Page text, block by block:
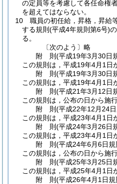
の定員等を考慮して各任命権
を超えてはならない。
10
職員の初任給，昇格，昇給
する規則 (平成4年規則第6号)
る。
〔次のよう〕略
附 則(平成19年3月30日
この規則は，平成19年4月1日
附 則(平成19年3月30日
この規則は，平成19年4月1日
附 則(平成21年3月12日
この規則は，公布の日から施行
附 則(平成22年12月24日
この規則は，平成23年4月1日
附 則(平成24年3月26日
この規則は，平成23年4月1日
附 則(平成24年6月6日規
この規則は，公布の日から施行
附 則(平成25年3月25日
この規則は，平成25年4月1日
附 則(平成26年4月1日規